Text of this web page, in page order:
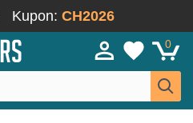
Kupon: CH2026
0